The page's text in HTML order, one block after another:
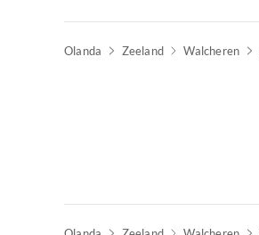
Olanda Zeeland Walcheren